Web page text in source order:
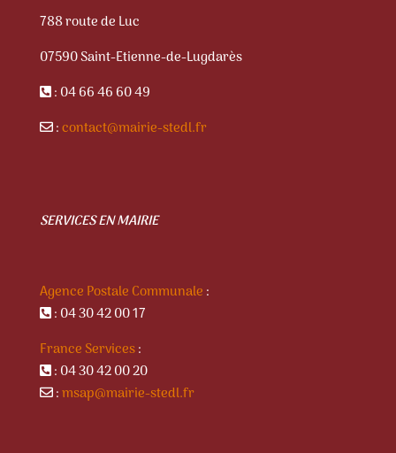
788 route de Luc
07590 Saint-Etienne-de-Lugdarès
: 04 66 46 60 49
:contact@mairie-stedl.fr
SERVICES EN MAIRIE
Agence Postale Communale :
: 04 30 42 00 17
France Services:
: 04 30 42 00 20
:msap@mairie-stedl.fr